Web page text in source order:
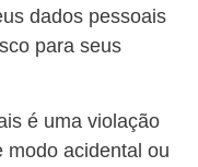
dados pessoais
para seus
é uma violação
modo acidental ou